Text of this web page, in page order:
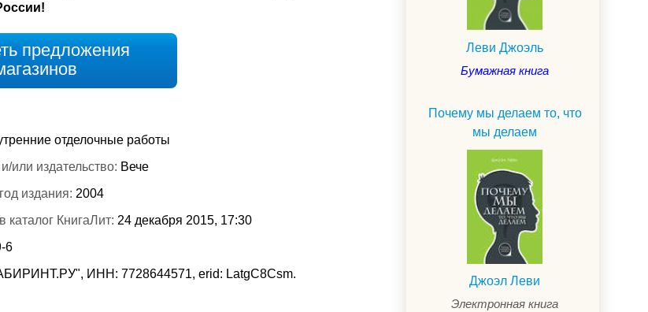
предложения
отделочные работы
или издательство: Вече
издания: 2004
каталог КнигаЛит: 24 декабря 2015, 17:30
6
ИНН: 7728644571, erid: LatgC8Csm.
Леви Джоэль
Бумажная книга
Почему мы делаем то, что
мы делаем
Джоэл Леви
Электронная книга